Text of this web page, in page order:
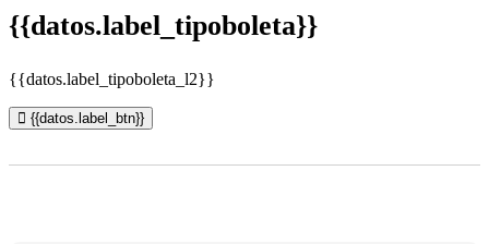
{{datos.label_tipoboleta}}
{{datos.label_tipoboleta_l2}}
{{datos.label_btn}}